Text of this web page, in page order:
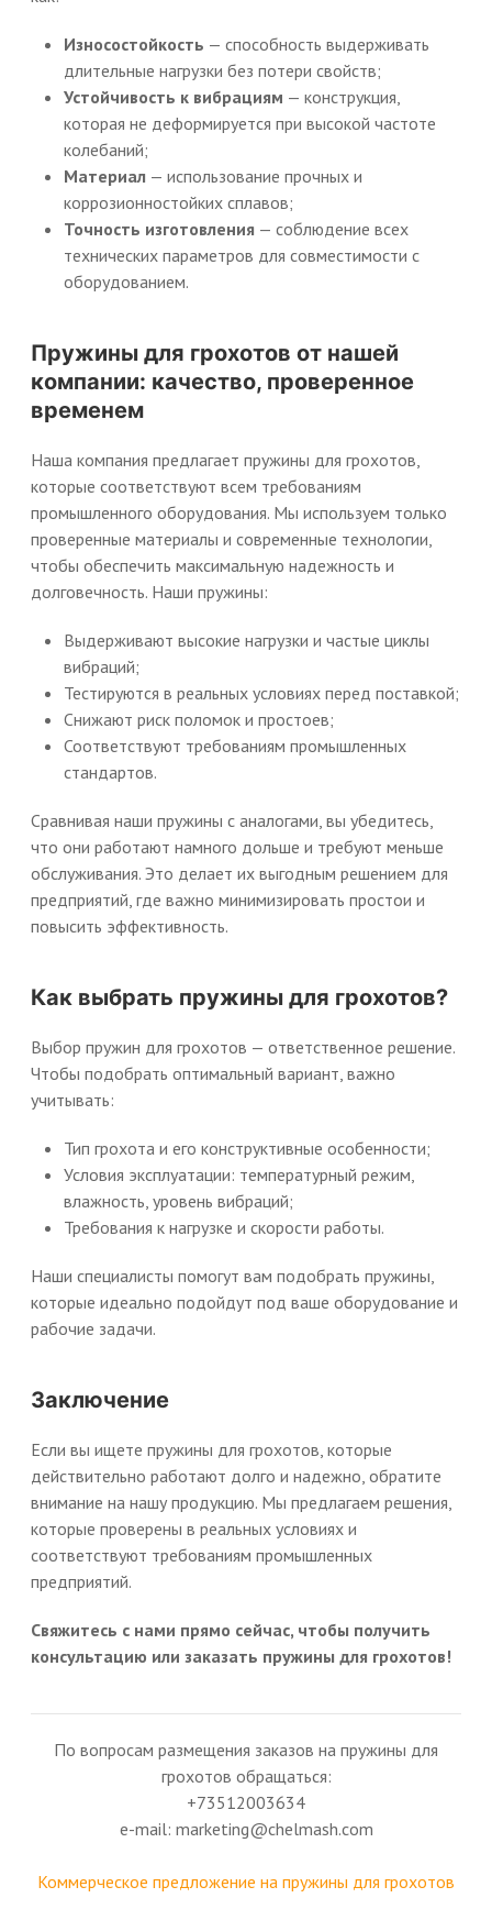
Износостойкость — способность выдерживать
длительные нагрузки без потери свойств;
Устойчивость к вибрациям — конструкция,
которая не деформируется при высокой частоте
колебаний;
Материал — использование прочных и
коррозионностойких сплавов;
Точность изготовления — соблюдение всех
технических параметров для совместимости с
оборудованием.
Пружины для грохотов от нашей
компании: качество, проверенное
временем
Наша компания предлагает пружины для грохотов,
которые соответствуют всем требованиям
промышленного оборудования. Мы используем только
проверенные материалы и современные технологии,
чтобы обеспечить максимальную надежность и
долговечность. Наши пружины:
Выдерживают высокие нагрузки и частые циклы
вибраций;
Тестируются в реальных условиях перед поставкой;
Снижают риск поломок и простоев;
Соответствуют требованиям промышленных
стандартов.
Сравнивая наши пружины с аналогами, вы убедитесь,
что они работают намного дольше и требуют меньше
обслуживания. Это делает их выгодным решением для
предприятий, где важно минимизировать простои и
повысить эффективность.
Как выбрать пружины для грохотов?
Выбор пружин для грохотов — ответственное решение.
Чтобы подобрать оптимальный вариант, важно
учитывать:
Тип грохота и его конструктивные особенности;
Условия эксплуатации: температурный режим,
влажность, уровень вибраций;
Требования к нагрузке и скорости работы.
Наши специалисты помогут вам подобрать пружины,
которые идеально подойдут под ваше оборудование и
рабочие задачи.
Заключение
Если вы ищете пружины для грохотов, которые
действительно работают долго и надежно, обратите
внимание на нашу продукцию. Мы предлагаем решения,
которые проверены в реальных условиях и
соответствуют требованиям промышленных
предприятий.
Свяжитесь с нами прямо сейчас, чтобы получить
консультацию или заказать пружины для грохотов!
По вопросам размещения заказов на пружины для
грохотов обращаться:
+73512003634
e-mail: marketing@chelmash.com
Коммерческое предложение на пружины для грохотов